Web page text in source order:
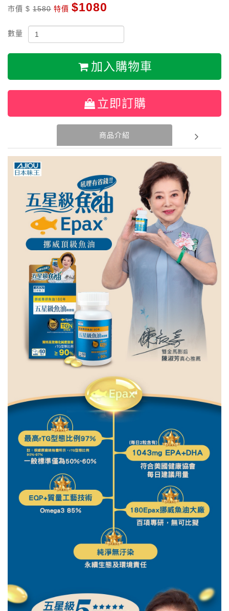
市價 $ 1580 特價 $1080
數量
加入購物車
立即訂購
商品介紹